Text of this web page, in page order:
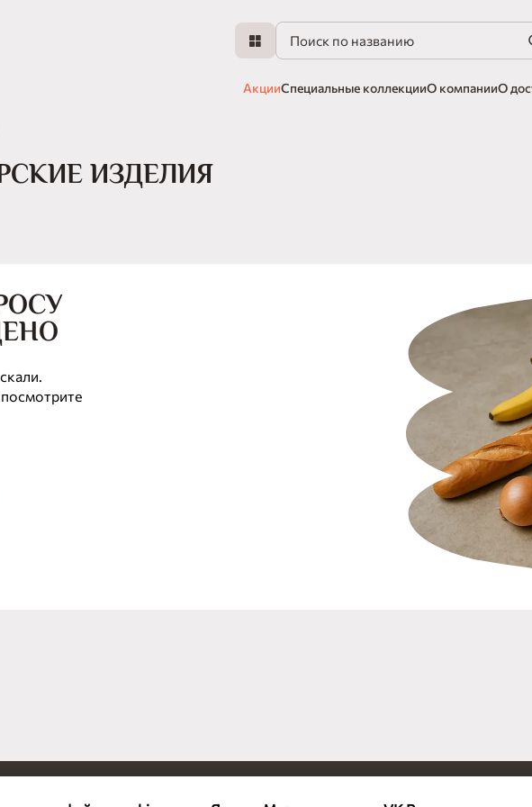
АкцииСпециальные коллекцииО компанииО
ИЗДЕЛИЯ